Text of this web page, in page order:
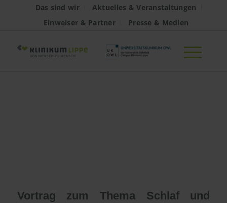
Das sind wir
Aktuelles & Veranstaltungen
Einweiser & Partner
Presse & Medien
Vortrag zum Thema Schlaf und